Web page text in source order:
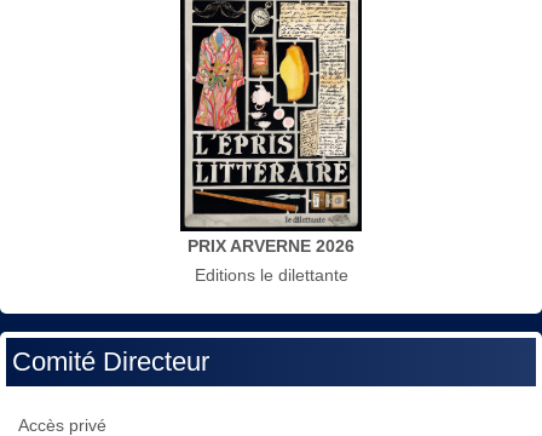
PRIX ARVERNE 2026
Editions le dilettante
Comité Directeur
Accès privé